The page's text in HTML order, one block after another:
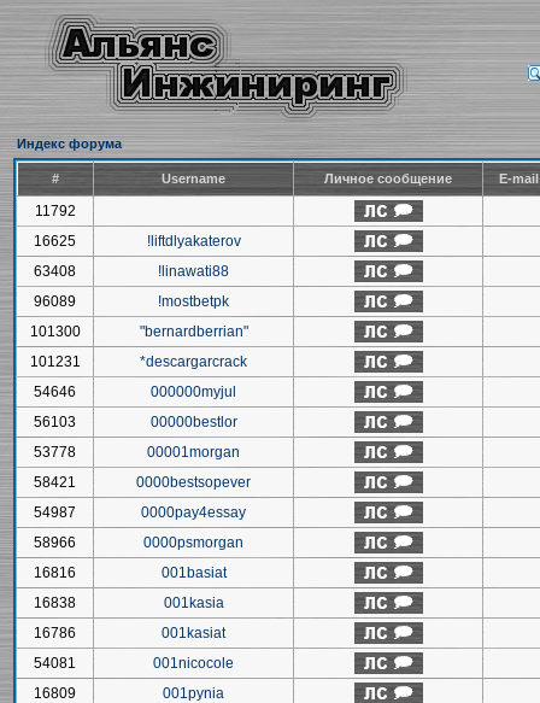
Индекс форума
# Username Личное сообщение E-
11792
16625
!liftdlyakaterov
63408
!linawati88
96089
!mostbetpk
101300
"bernardberrian"
101231
*descargarcrack
54646
000000myjul
56103
00000bestlor
53778
00001morgan
58421
0000bestsopever
54987
0000pay4essay
58966
0000psmorgan
16816
001basiat
16838
001kasia
16786
001kasiat
54081
001nicocole
16809
001pynia